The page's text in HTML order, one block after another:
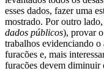
esses dados, fazer uma
mostrado. Por outro
dados públicos), provar
trabalhos evidenciando o
furacões e, mais
furacões devem diminuir